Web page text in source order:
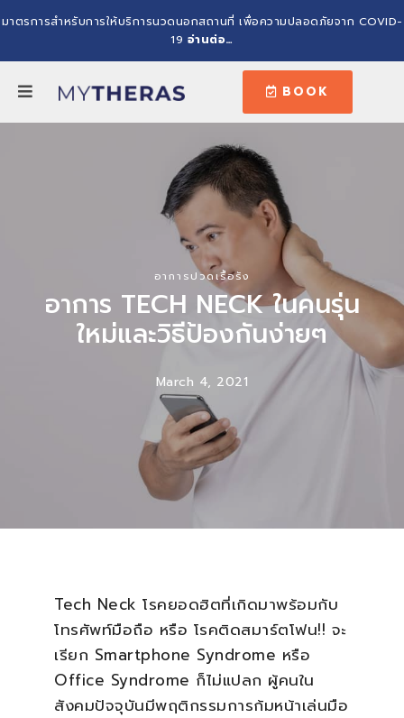
มาตรการสำหรับการให้บริการนวดนอกสถานที่ เพื่อความปลอดภัยจาก COVID-
19 อ่านต่อ…
BOOK
อาการปวดเรื้อรัง
อาการ TECH NECK ในคนรุ่น
ใหม่และวิธีป้องกันง่ายๆ
March 4, 2021
Tech Neck โรคยอดฮิตที่เกิดมาพร้อมกับ
โทรศัพท์มือถือ หรือ โรคติดสมาร์ตโฟน!! จะ
เรียก Smartphone Syndrome หรือ
Office Syndrome ก็ไม่แปลก ผู้คนใน
สังคมปัจจุบันมีพฤติกรรมการก้มหน้าเล่นมือ